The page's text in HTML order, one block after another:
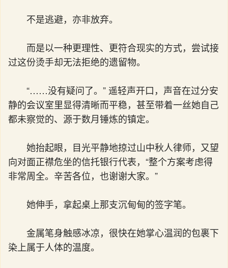
不是逃避，亦非放弃。
而是以一种更理性、更符合现实的方式，尝试接
过这份烫手却无法拒绝的遗留物。
“……没有疑问了。” 遥轻声开口，声音在过分安
静的会议室里显得清晰而平稳，甚至带着一丝她自己
都未察觉的、源于数月锤炼的镇定。
她抬起眼，目光平静地掠过山中秋人律师，又望
向对面正襟危坐的信托银行代表，“整个方案考虑得
非常周全。辛苦各位，也谢谢大家。”
她伸手，拿起桌上那支沉甸甸的签字笔。
金属笔身触感冰凉，很快在她掌心温润的包裹下
染上属于人体的温度。